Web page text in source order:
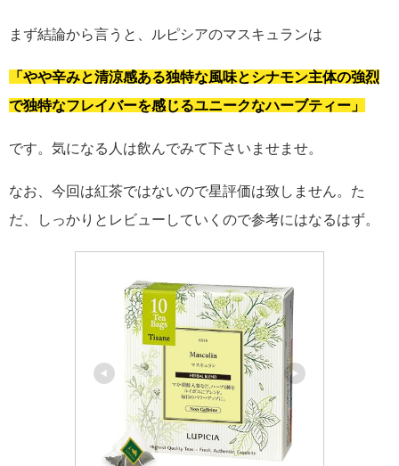
まず結論から言うと、ルピシアのマスキュランは
「やや辛みと清涼感ある独特な風味とシナモン主体の強烈
で独特なフレイバーを感じるユニークなハーブティー」
です。気になる人は飲んでみて下さいませませ。
なお、今回は紅茶ではないので星評価は致しません。た
だ、しっかりとレビューしていくので参考にはなるはず。